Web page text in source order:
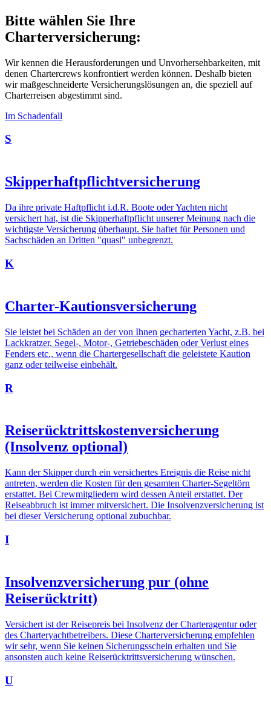
Bitte wählen Sie Ihre
Charterversicherung:
Wir kennen die Herausforderungen und Unvorhersehbarkeiten, mit
denen Chartercrews konfrontiert werden können. Deshalb bieten
wir maßgeschneiderte Versicherungslösungen an, die speziell auf
Charterreisen abgestimmt sind.
Im Schadenfall
S
Skipperhaftpflichtversicherung
Da ihre private Haftpflicht i.d.R. Boote oder Yachten nicht
versichert hat, ist die Skipperhaftpflicht unserer Meinung nach die
wichtigste Versicherung überhaupt. Sie haftet für Personen und
Sachschäden an Dritten "quasi" unbegrenzt.
K
Charter-Kautionsversicherung
Sie leistet bei Schäden an der von Ihnen gecharterten Yacht, z.B. bei
Lackkratzer, Segel-, Motor-, Getriebeschäden oder Verlust eines
Fenders etc., wenn die Chartergesellschaft die geleistete Kaution
ganz oder teilweise einbehält.
R
Reiserücktrittskostenversicherung
(Insolvenz optional)
Kann der Skipper durch ein versichertes Ereignis die Reise nicht
antreten, werden die Kosten für den gesamten Charter-Segeltörn
erstattet. Bei Crewmitgliedern wird dessen Anteil erstattet. Der
Reiseabbruch ist immer mitversichert. Die Insolvenzversicherung ist
bei dieser Versicherung optional zubuchbar.
I
Insolvenzversicherung pur (ohne
Reiserücktritt)
Versichert ist der Reisepreis bei Insolvenz der Charteragentur oder
des Charteryachtbetreibers. Diese Charterversicherung empfehlen
wir sehr, wenn Sie keinen Sicherungsschein erhalten und Sie
ansonsten auch keine Reiserücktrittsversicherung wünschen.
U